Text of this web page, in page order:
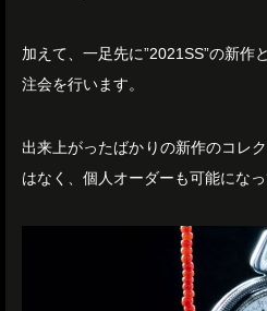
加えて、一足先に”2021SS”の新作
注会を行います。
出来上がったばかりの新作のコレ
はなく、個人オーダーも可能になっ